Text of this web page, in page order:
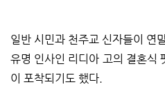
일반 시민과 천주교 신자들이 연
유명 인사인 리디아 고의 결혼식
이 포착되기도 했다.